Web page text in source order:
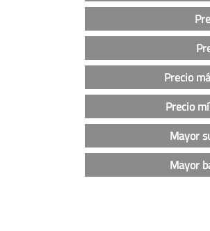
en
gasolineras
Córdoba
(actualizado
Precio
Precio
Mayor
Mayor